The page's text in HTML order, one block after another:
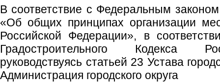
В соответствие с Федеральным
«Об общих принципах организации
Российской Федерации», в
Градостроительного Кодекса
руководствуясь статьей 23 Устава
Администрация городского округа